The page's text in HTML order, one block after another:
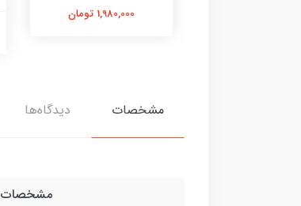
1,980,000 تومان
مشخصات دیدگاه‌ها
مشخصات